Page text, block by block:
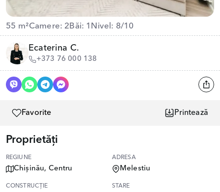
55 m²Camere: 2 Băi: 1 Nivel: 8/10
Ecaterina C.
+373 76 000 138
Favorite Printează
Proprietăți
REGIUNE
Chișinău, Centru
ADRESA
Melestiu
CONSTRUCȚIE STARE